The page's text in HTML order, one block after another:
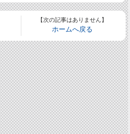
【次の記事はありません】
ホームへ戻る